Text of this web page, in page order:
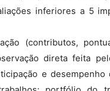
inferiores a 5
(contributos,
direta feita
e desempenho